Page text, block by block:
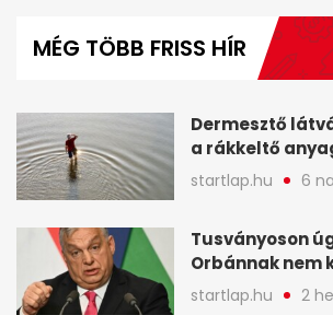
minute,
MÉG TÖBB FRISS HÍR
Dermesztő
a rákkeltő
kiszáradó
Budapesten - A
képekben
startlap.hu 6
Tusványoson
Orbánnak nem
változtatnia - A
startlap.hu 2